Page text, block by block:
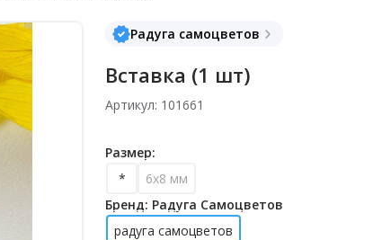
Радуга самоцветов
Вставка (1 шт)
Артикул: 101661
Размер:
*
6х8 мм
Бренд: Радуга Самоцветов
радуга самоцветов